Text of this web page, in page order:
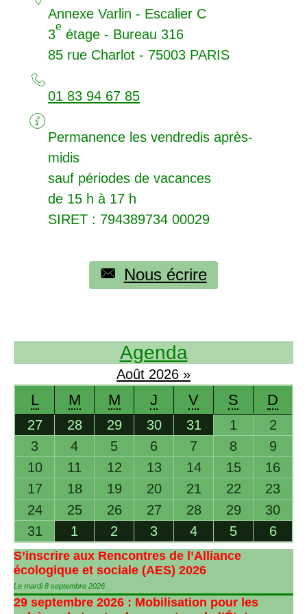
Annexe Varlin - Escalier C
3
e
étage - Bureau 316
85 rue Charlot - 75003 PARIS
01 83 94 67 85
Permanence les vendredis après-
midis
sauf périodes de vacances
de 15 h à 17 h
SIRET: 794389734 00029
Nous écrire
Agenda
Août 2026 »
L M M J V S D
27 28 29 30 31 1
2
3
4 5 6 7 8
9
10
11 12 13 14 15
16
17
18 19 20 21 22
23
24
25 26 27 28 29
30
31
1 2 3 4 5 6
S’inscrire aux Rencontres de l’Alliance
écologique et sociale (AES) 2026
Le mardi 8 septembre 2026
29 septembre 2026 : Mobilisation pour les